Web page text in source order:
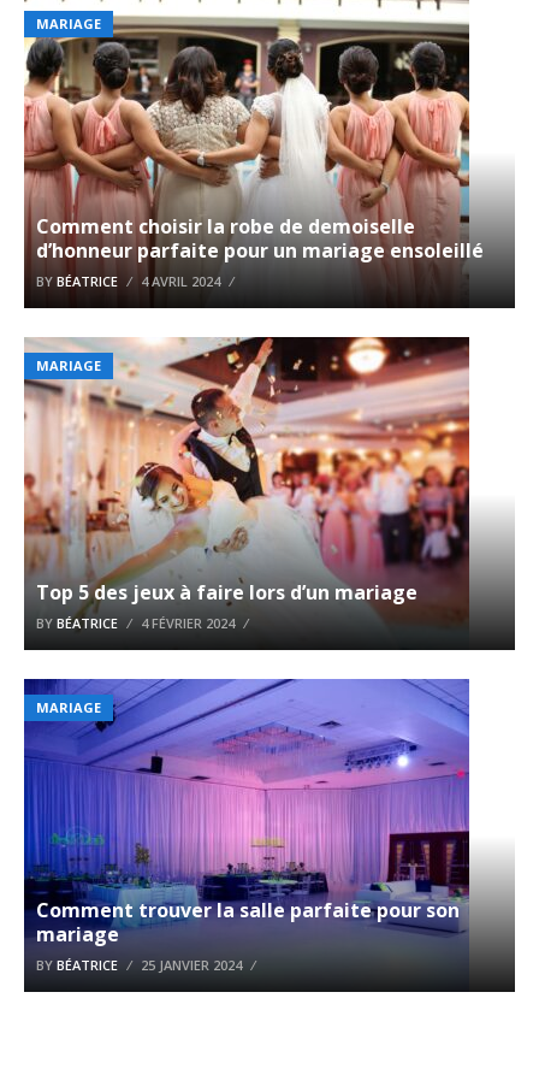
MARIAGE
Comment choisir la robe de demoiselle
d’honneur parfaite pour un mariage ensoleillé
BY BÉATRICE 4 AVRIL 2024
MARIAGE
Top 5 des jeux à faire lors d’un mariage
BY BÉATRICE 4 FÉVRIER 2024
MARIAGE
Comment trouver la salle parfaite pour son
mariage
BY BÉATRICE 25 JANVIER 2024